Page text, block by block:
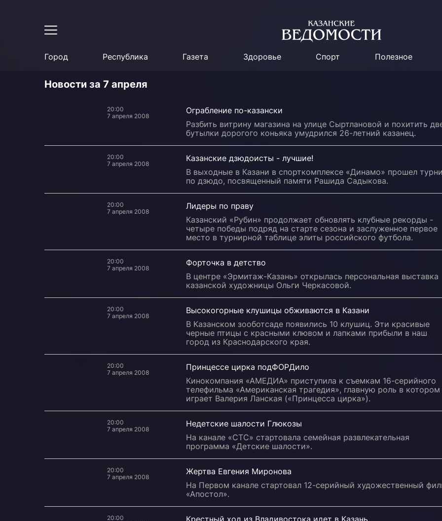
Город Республика Газета Здоровье Спорт Полезное
Новости за 7 апреля
20:00
7 апреля 2008
Ограбление по-казански
Разбить витрину магазина на улице Сыртлановой и похитить
бутылки дорогого коньяка умудрился 26-летний казанец.
20:00
7 апреля 2008
Казанские дзюдоисты - лучшие!
В выходные в Казани в спорткомплексе «Динамо» прошел
по дзюдо, посвященный памяти Рашида Садыкова.
20:00
7 апреля 2008
Лидеры по праву
Казанский «Рубин» продолжает обновлять клубные рекорды -
четыре победы подряд на старте сезона и заслуженное первое
место в турнирной таблице элиты российского футбола.
20:00
7 апреля 2008
Форточка в детство
В центре «Эрмитаж-Казань» открылась персональная выставка
казанской художницы Ольги Черкасовой.
20:00
7 апреля 2008
Высокогорные клушицы обживаются в Казани
В Казанском зооботсаде появились 10 клушиц. Эти красивые
черные птицы с красными клювом и лапками прибыли в наш
город из Краснодарского края.
20:00
7 апреля 2008
Принцессе цирка подФОРДило
Кинокомпания «АМЕДИА» приступила к съемкам 16-серийного
телефильма «Американская трагедия», главную роль в котором
играет Валерия Ланская («Принцесса цирка»).
20:00
7 апреля 2008
Недетские шалости Глюкозы
На канале «СТС» стартовала семейная развлекательная
программа «Детские шалости».
20:00
7 апреля 2008
Жертва Евгения Миронова
На Первом канале стартовал 12-серийный художественный
«Апостол».
20:00
Крестный ход из Владивостока идет в Казань